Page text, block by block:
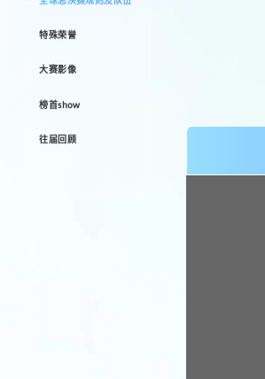
特殊荣誉
大赛影像
榜首show
往届回顾